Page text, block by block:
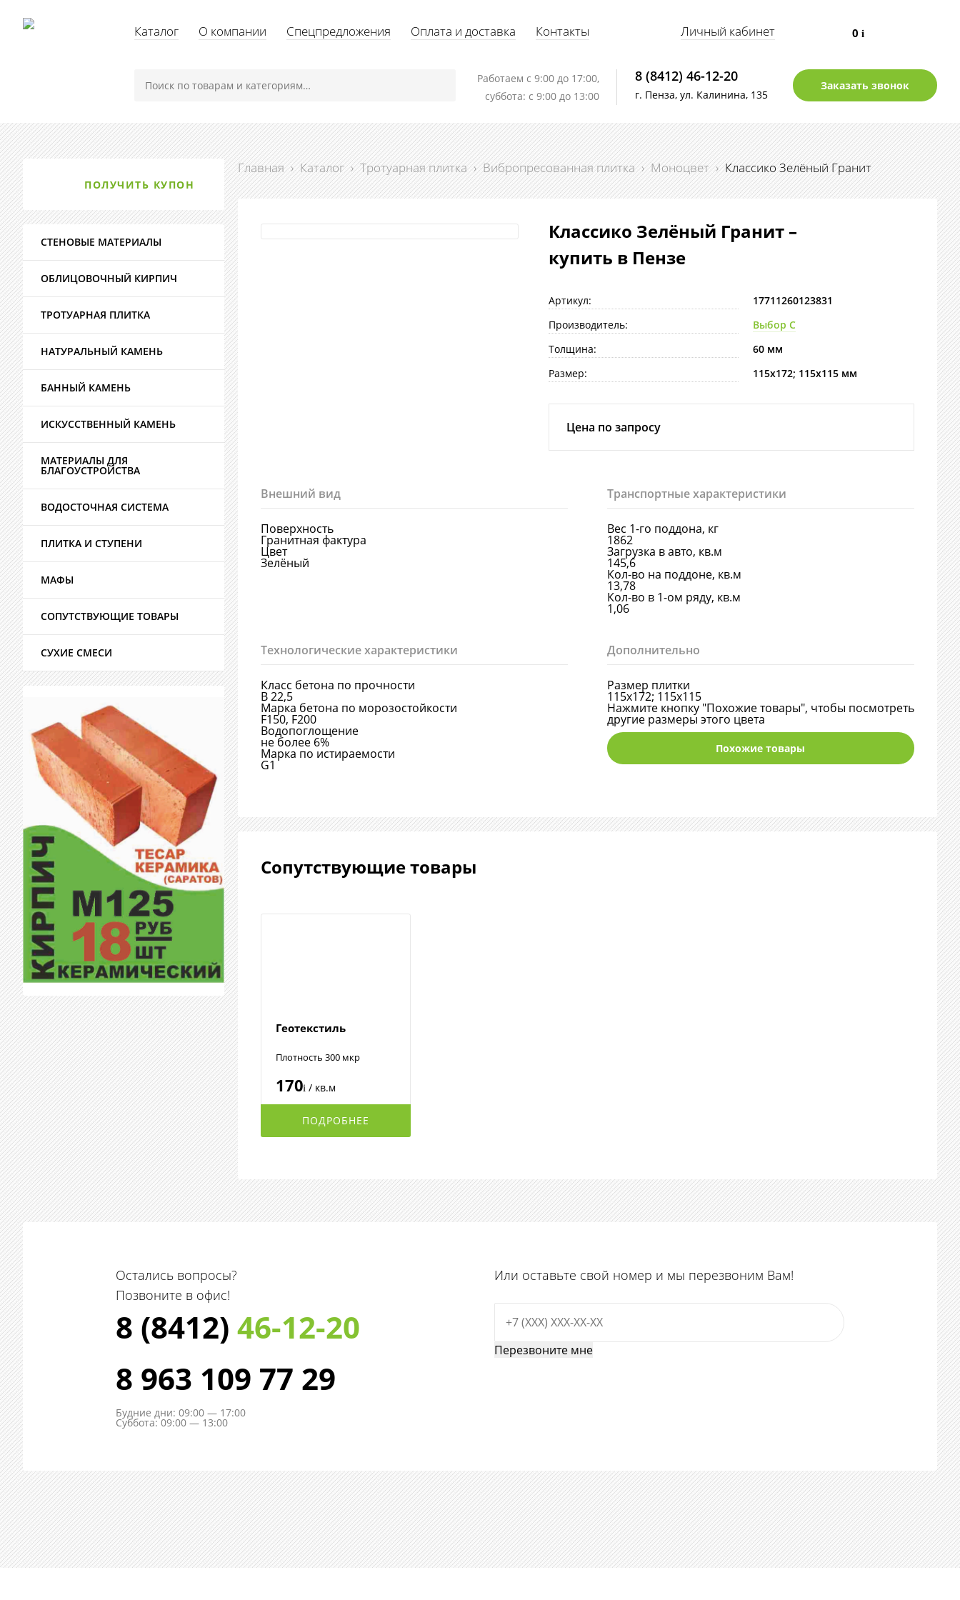
Каталог О компании Спецпредложения Оплата и доставка Контакты Личный кабинет 0i
Работаем c 9:00 до 17:00,
суббота: с 9:00 до 13:00
8 (8412) 46-12-20
г. Пенза, ул. Калинина, 135
Заказать звонок
Главная › Каталог › Тротуарная плитка › Вибропресованная плитка › Моноцвет › Классико Зелёный Гранит
Классико Зелёный Гранит –
купить в Пензе
Артикул:
17711260123831
Производитель:
Выбор С
Толщина:
60 мм
Размер:
115х172; 115х115 мм
Цена по запросу
Внешний вид
Поверхность
Гранитная фактура
Цвет
Зелёный
Транспортные характеристики
Вес 1-го поддона, кг
1862
Загрузка в авто, кв.м
145,6
Кол-во на поддоне, кв.м
13,78
Кол-во в 1-ом ряду, кв.м
1,06
Технологические характеристики
Класс бетона по прочности
В 22,5
Марка бетона по морозостойкости
F150, F200
Водопоглощение
не более 6%
Марка по истираемости
G1
Дополнительно
Размер плитки
115х172; 115х115
Нажмите кнопку "Похожие товары", чтобы посмотреть
другие размеры этого цвета
Похожие товары
Сопутствующие товары
Геотекстиль
Плотность 300 мкр
170i/ кв.м
ПОДРОБНЕЕ
ПОЛУЧИТЬ КУПОН
СТЕНОВЫЕ МАТЕРИАЛЫ
ОБЛИЦОВОЧНЫЙ КИРПИЧ
ТРОТУАРНАЯ ПЛИТКА
НАТУРАЛЬНЫЙ КАМЕНЬ
БАННЫЙ КАМЕНЬ
ИСКУССТВЕННЫЙ КАМЕНЬ
МАТЕРИАЛЫ ДЛЯ
БЛАГОУСТРОЙСТВА
ВОДОСТОЧНАЯ СИСТЕМА
ПЛИТКА И СТУПЕНИ
МАФЫ
СОПУТСТВУЮЩИЕ ТОВАРЫ
СУХИЕ СМЕСИ
Остались вопросы?
Позвоните в офис!
8 (8412) 46-12-20
8 963 109 77 29
Будние дни: 09:00 — 17:00
Суббота: 09:00 — 13:00
Или оставьте свой номер и мы перезвоним Вам!